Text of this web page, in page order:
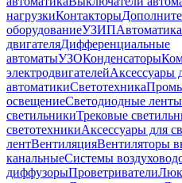
нагрузкиКонтакторы
оборудованиеУЗИП
двигателяДифференциальные
автоматыУЗОКонденсаторы
электродвигателейАксессуары
автоматикиСветотехника
освещениеСветодиодные ленты
светильникиТрековые
светотехникиАксессуары для
лентВентиляцияВентиляторы
канальныеСистемы
диффузорыПроветриватели